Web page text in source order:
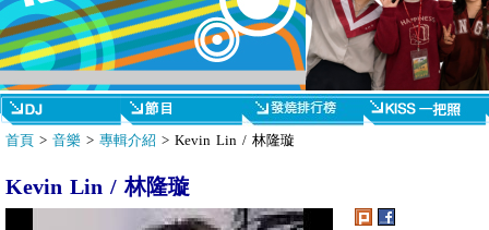
首頁 > 音樂 > 專輯介紹 > Kevin Lin / 林隆璇
Kevin Lin / 林隆璇